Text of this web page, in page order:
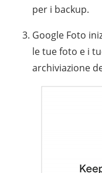
per i backup.
Google Foto
le tue foto e i
archiviazione